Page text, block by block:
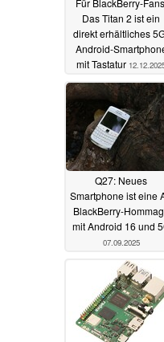
Für BlackBerry-
Das Titan 2 ist ein
direkt erhältliches
Android-
mit Tastatur
Q27: Neues
Smartphone ist eine
BlackBerry-
mit Android 16 und
07.09.2025